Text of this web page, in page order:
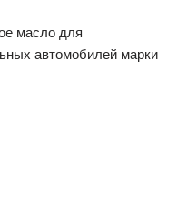
масло для
автомобилей марки